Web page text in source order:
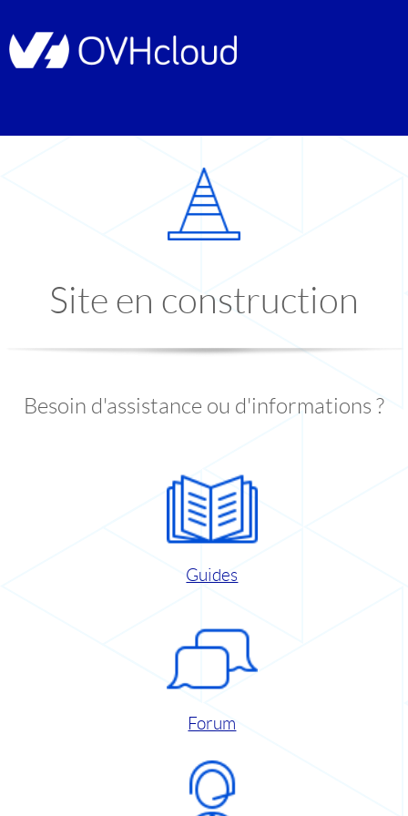
Site en construction
Besoin d'assistance ou d'informations ?
Guides
Forum